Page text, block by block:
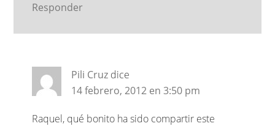
Responder
Pili Cruz dice
14 febrero, 2012 en 3:50 pm
Raquel, qué bonito ha sido compartir este